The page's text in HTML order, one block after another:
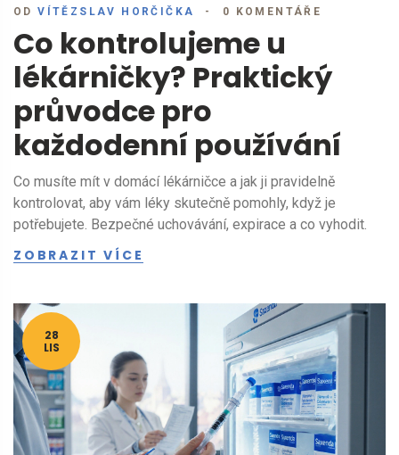
ODVÍTĚZSLAV HORČIČKA 0 KOMENTÁŘE
Co kontrolujeme u
lékárničky? Praktický
průvodce pro
každodenní používání
Co musíte mít v domácí lékárničce a jak ji pravidelně
kontrolovat, aby vám léky skutečně pomohly, když je
potřebujete. Bezpečné uchovávání, expirace a co vyhodit.
ZOBRAZIT VÍCE
28
LIS